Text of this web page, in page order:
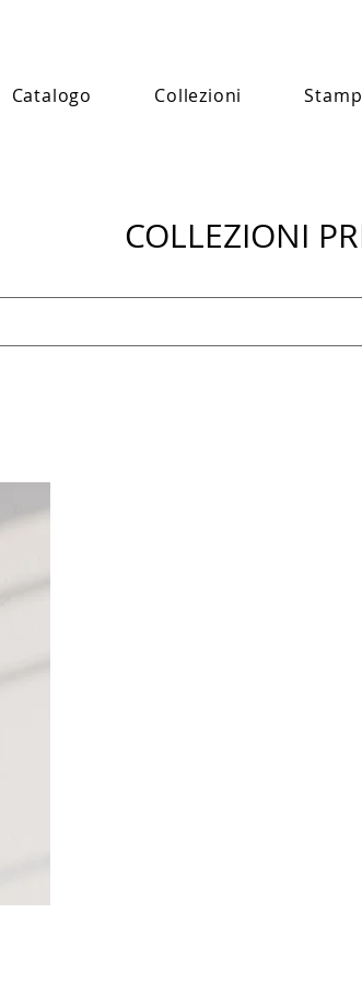
Catalogo Collezioni
COLLEZIONI